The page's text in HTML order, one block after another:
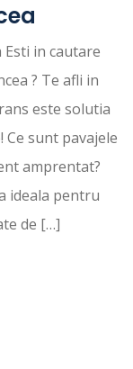
in cautare
? Te afli in
este solutia
sunt pavajele
amprentat?
ideala pentru
de […]